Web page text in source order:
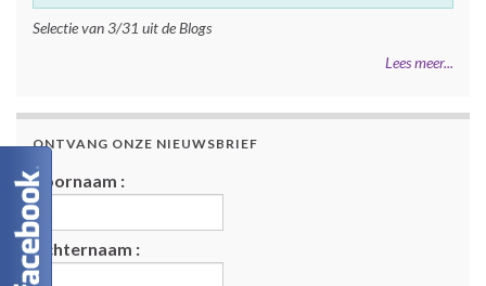
Selectie van 3/31 uit de Blogs
Lees meer...
ONTVANG ONZE NIEUWSBRIEF
Voornaam :
Achternaam :